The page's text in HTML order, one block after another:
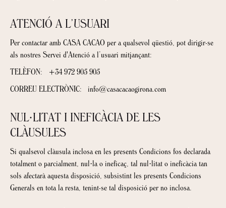
ATENCIÓ A L’USUARI
Per contactar amb CASA CACAO per a qualsevol qüestió, pot dirigir-se
als nostres Servei d'Atenció a l’usuari mitjançant:
TELÈFON:
+34 972 905 905
CORREU ELECTRÒNIC:
info@casacacaogirona.com
NUL·LITAT I INEFICÀCIA DE LES
CLÀUSULES
Si qualsevol clàusula inclosa en les presents Condicions fos declarada
totalment o parcialment, nul·la o ineficaç, tal nul·litat o ineficàcia tan
sols afectarà aquesta disposició, subsistint les presents Condicions
Generals en tota la resta, tenint-se tal disposició per no inclosa.